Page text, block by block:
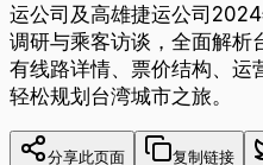
运公司及高雄捷运公司
调研与乘客访谈，全面解析
有线路详情、票价结构、运
轻松规划台湾城市之旅。
分享此页面 复制链接